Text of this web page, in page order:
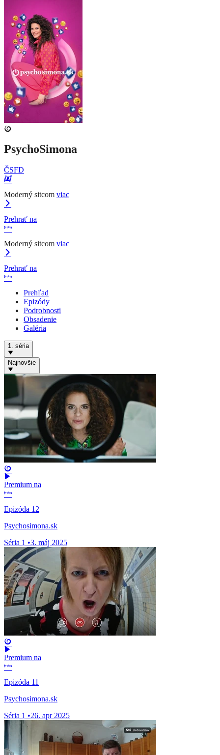
PsychoSimona
ČSFD
Moderný sitcom viac
Prehrať na
Moderný sitcom viac
Prehrať na
Prehľad
Epizódy
Podrobnosti
Obsadenie
Galéria
1. séria
Najnovšie
Premium na
Epizóda 12
Psychosimona.sk
Séria 1 •3. máj 2025
Premium na
Epizóda 11
Psychosimona.sk
Séria 1 •26. apr 2025